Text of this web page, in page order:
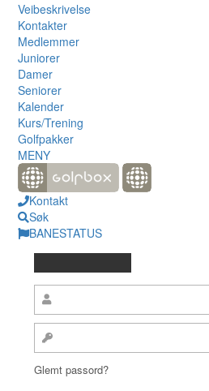
Veibeskrivelse
Kontakter
Medlemmer
Juniorer
Damer
Seniorer
Kalender
Kurs/Trening
Golfpakker
MENY
Kontakt
Søk
BANESTATUS
Glemt passord?